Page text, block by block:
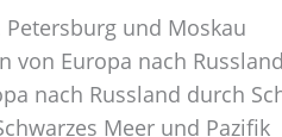
und Moskau
von Europa nach
nach Russland durch
Meer und Pazifik